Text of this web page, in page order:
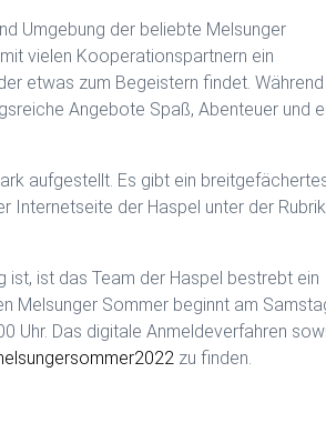
Umgebung der beliebte Melsunger
vielen Kooperationspartnern ein
etwas zum Begeistern findet. Während
Angebote Spaß, Abenteuer und
aufgestellt. Es gibt ein
Internetseite der Haspel unter der Rubrik
ist, ist das Team der Haspel bestrebt ein
Melsunger Sommer beginnt am
Uhr. Das digitale Anmeldeverfahren
zu finden.